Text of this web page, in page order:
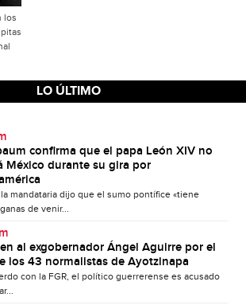
los
LO ÚLTIMO
confirma que el papa León XIV no
México durante su gira por
mandataria dijo que el sumo pontífice «tiene
de venir...
al exgobernador Ángel Aguirre por el
los 43 normalistas de Ayotzinapa
con la FGR, el político guerrerense es acusado